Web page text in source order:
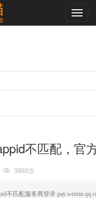
不匹配，官
3860次
不匹配服务商登录